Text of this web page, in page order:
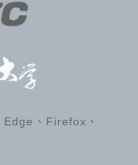
、Firefox、